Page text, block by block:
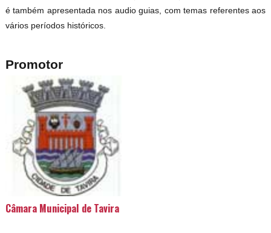
é também apresentada nos audio guias, com temas referentes aos
vários períodos históricos.
Promotor
Câmara Municipal de Tavira